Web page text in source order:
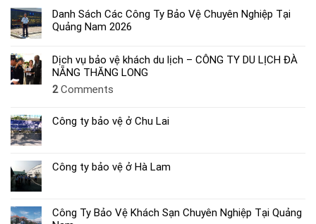
Danh Sách Các Công Ty Bảo Vệ Chuyên Nghiệp Tại
Quảng Nam 2026
Dịch vụ bảo vệ khách du lịch – CÔNG TY DU LỊCH ĐÀ
NẴNG THĂNG LONG
2Comments
Công ty bảo vệ ở Chu Lai
Công ty bảo vệ ở Hà Lam
Công Ty Bảo Vệ Khách Sạn Chuyên Nghiệp Tại Quảng